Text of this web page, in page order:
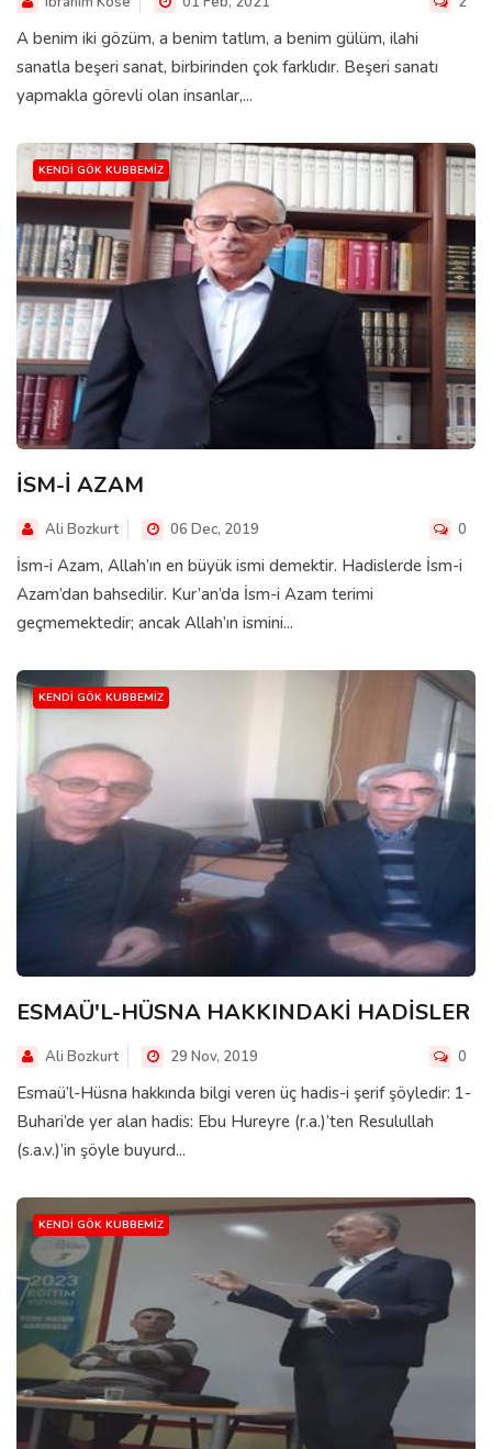
A benim iki gözüm, a benim tatlım, a benim gülüm, ilahi
sanatla beşeri sanat, birbirinden çok farklıdır. Beşeri sanatı
yapmakla görevli olan insanlar,...
KENDI GÖK KUBBEMIZ
İSM-İ AZAM
Ali Bozkurt 06 Dec, 2019 0
İsm-i Azam, Allah’ın en büyük ismi demektir. Hadislerde İsm-i
Azam’dan bahsedilir. Kur’an’da İsm-i Azam terimi
geçmemektedir; ancak Allah’ın ismini...
KENDI GÖK KUBBEMIZ
ESMAÜ'L-HÜSNA HAKKINDAKİ HADİSLER
Ali Bozkurt 29 Nov, 2019 0
Esmaü’l-Hüsna hakkında bilgi veren üç hadis-i şerif şöyledir: 1-
Buhari’de yer alan hadis: Ebu Hureyre (r.a.)’ten Resulullah
(s.a.v.)’in şöyle buyurd...
KENDI GÖK KUBBEMIZ